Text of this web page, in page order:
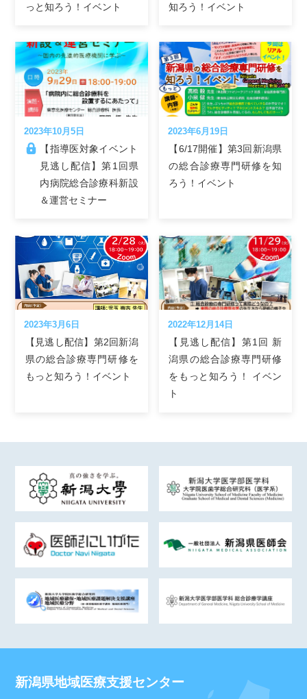
っと知ろう！イベント
知ろう！イベント
2023年10月5日
【指導医対象イベント
見逃し配信】第1回県
内病院総合診療科新設
＆運営セミナー
2023年6月19日
【6/17開催】第3回新潟県
の総合診療専門研修を知
ろう！イベント
2023年3月6日
【見逃し配信】第2回新潟
県の総合診療専門研修を
もっと知ろう！イベント
2022年12月14日
【見逃し配信】第1回 新
潟県の総合診療専門研修
をもっと知ろう！ イベン
ト
新潟県地域医療支援センター